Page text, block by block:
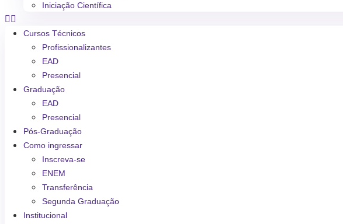
Iniciação Científica
Cursos Técnicos
Profissionalizantes
EAD
Presencial
Graduação
EAD
Presencial
Pós-Graduação
Como ingressar
Inscreva-se
ENEM
Transferência
Segunda Graduação
Institucional